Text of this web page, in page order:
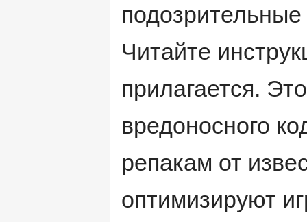
Читайте
прилагается.
вредоносного
репакам от
оптимизируют